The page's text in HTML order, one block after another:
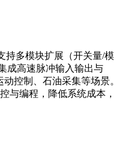
持多模块扩展（开关量/模
成高速脉冲输入输出与
控制、石油采集等场景。
与编程，降低系统成本，